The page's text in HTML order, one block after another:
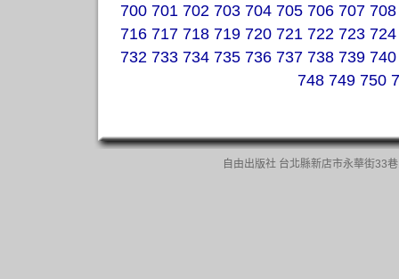
700 701 702 703 704 705 706 707 708
716 717 718 719 720 721 722 723 724
732 733 734 735 736 737 738 739 740
748 749 750
自由出版社 台北縣新店市永華街33